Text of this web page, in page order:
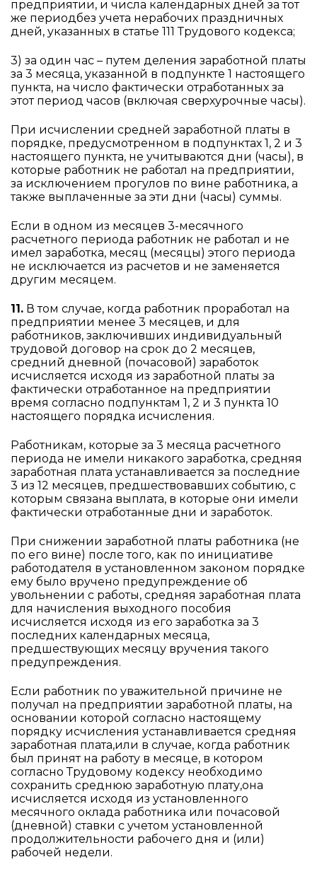
предприятии, и числа календарных дней за тот
же периодбез учета нерабочих праздничных
дней, указанных в статье 111 Трудового кодекса;
3) за один час – путем деления заработной платы
за 3 месяца, указанной в подпункте 1 настоящего
пункта, на число фактически отработанных за
этот период часов (включая сверхурочные часы).
При исчислении средней заработной платы в
порядке, предусмотренном в подпунктах 1, 2 и 3
настоящего пункта, не учитываются дни (часы), в
которые работник не работал на предприятии,
за исключением прогулов по вине работника, а
также выплаченные за эти дни (часы) суммы.
Если в одном из месяцев 3-месячного
расчетного периода работник не работал и не
имел заработка, месяц (месяцы) этого периода
не исключается из расчетов и не заменяется
другим месяцем.
11. В том случае, когда работник проработал на
предприятии менее 3 месяцев, и для
работников, заключивших индивидуальный
трудовой договор на срок до 2 месяцев,
средний дневной (почасовой) заработок
исчисляется исходя из заработной платы за
фактически отработанное на предприятии
время согласно подпунктам 1, 2 и 3 пункта 10
настоящего порядка исчисления.
Работникам, которые за 3 месяца расчетного
периода не имели никакого заработка, средняя
заработная плата устанавливается за последние
3 из 12 месяцев, предшествовавших событию, с
которым связана выплата, в которые они имели
фактически отработанные дни и заработок.
При снижении заработной платы работника (не
по его вине) после того, как по инициативе
работодателя в установленном законом порядке
ему было вручено предупреждение об
увольнении с работы, средняя заработная плата
для начисления выходного пособия
исчисляется исходя из его заработка за 3
последних календарных месяца,
предшествующих месяцу вручения такого
предупреждения.
Если работник по уважительной причине не
получал на предприятии заработной платы, на
основании которой согласно настоящему
порядку исчисления устанавливается средняя
заработная плата,или в случае, когда работник
был принят на работу в месяце, в котором
согласно Трудовому кодексу необходимо
сохранить среднюю заработную плату,она
исчисляется исходя из установленного
месячного оклада работника или почасовой
(дневной) ставки с учетом установленной
продолжительности рабочего дня и (или)
рабочей недели.